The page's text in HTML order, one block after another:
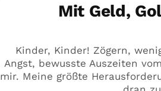
Mit Geld,
Kinder, Kinder! Zögern,
Angst, bewusste Auszeiten
mir. Meine größte